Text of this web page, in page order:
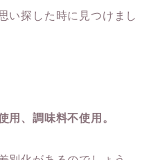
い探した時に見つけまし
用、調味料不使用。